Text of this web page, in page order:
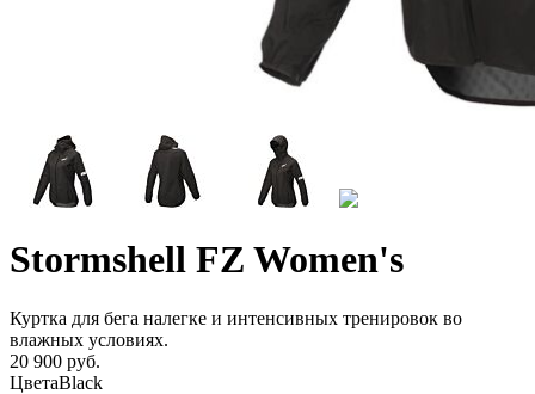
Stormshell FZ Women's
Куртка для бега налегке и интенсивных тренировок во
влажных условиях.
20 900 руб.
ЦветаBlack